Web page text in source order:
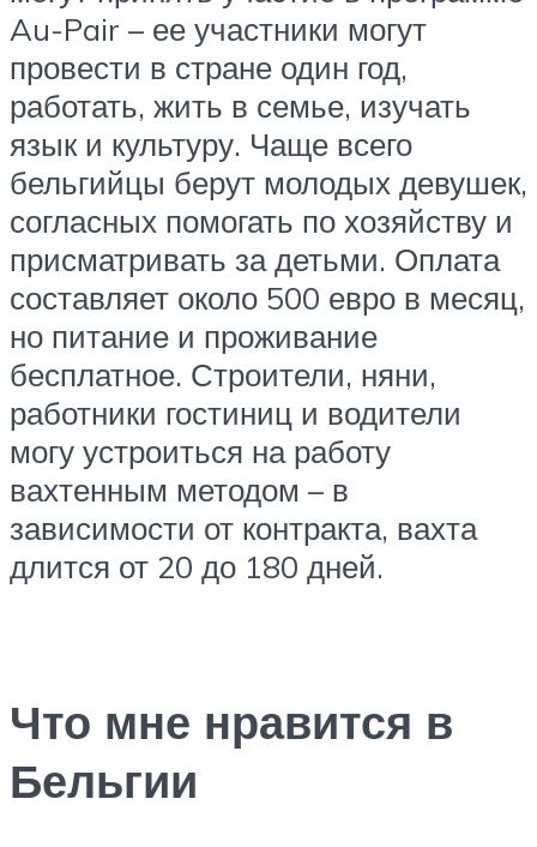
Au-Pair – ее участники могут
провести в стране один год,
работать, жить в семье, изучать
язык и культуру. Чаще всего
бельгийцы берут молодых девушек,
согласных помогать по хозяйству и
присматривать за детьми. Оплата
составляет около 500 евро в месяц,
но питание и проживание
бесплатное. Строители, няни,
работники гостиниц и водители
могу устроиться на работу
вахтенным методом – в
зависимости от контракта, вахта
длится от 20 до 180 дней.
Что мне нравится в
Бельгии